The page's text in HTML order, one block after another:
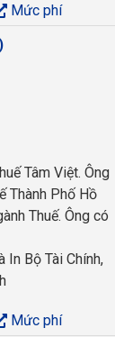
Mức phí
Tâm Việt. Ông
Thành Phố Hồ
Thuế. Ông có
In Bộ Tài Chính,
Mức phí